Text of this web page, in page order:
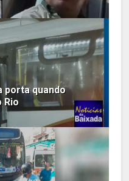
porta quando
Rio